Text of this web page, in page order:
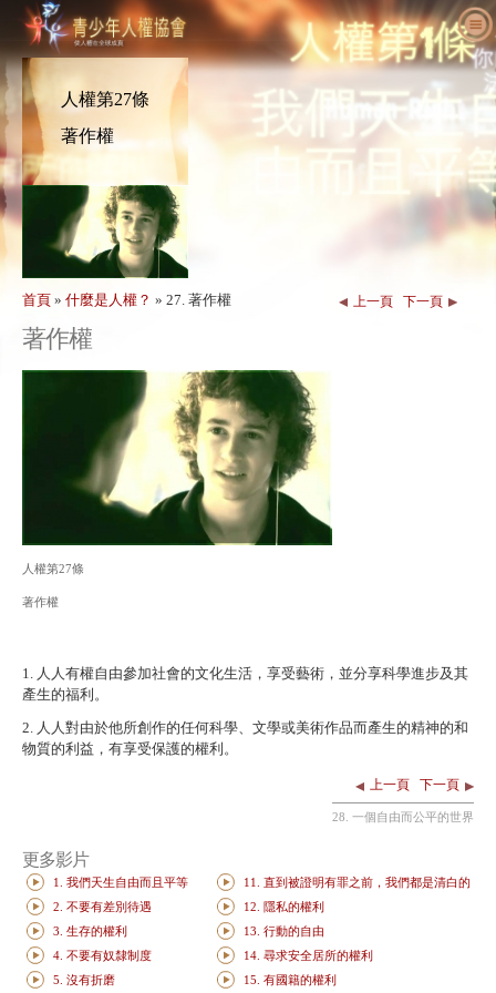
關於我們
什麼是青少年人權協會（YHR）？
我們的目的
國際青少年人權協會歷史
主管職員
諮詢委員會
YHRI合作夥伴
表揚與肯定
背書
什麼是人權
人權定義
《世界人權宣言》
教育人士
教育套組細節
教育人士應用成果
人權課程
教育人士計畫案
計畫執行
採取行動
一同參與
請願
會員與捐款
團體
競賽
為人權發聲
人權活動
人權機構
人權侵害
新消息
訂購
聯絡
人權第27條
著作權
首頁 » 什麼是人權？ » 27. 著作權 上一頁 下一頁
著作權
人權第27條
著作權
1. 人人有權自由參加社會的文化生活，享受藝術，並分享科學進步及其
產生的福利。
2. 人人對由於他所創作的任何科學、文學或美術作品而產生的精神的和
物質的利益，有享受保護的權利。
上一頁 下一頁
28. 一個自由而公平的世界
更多影片
1. 我們天生自由而且平等
2. 不要有差別待遇
3. 生存的權利
4. 不要有奴隸制度
5. 沒有折磨
11. 直到被證明有罪之前，我們都是清白的
12. 隱私的權利
13. 行動的自由
14. 尋求安全居所的權利
15. 有國籍的權利